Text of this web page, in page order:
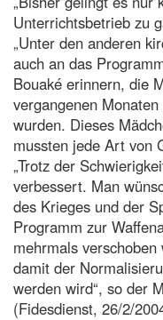
Unterrichtsbetrieb zu
„Unter den anderen
auch an das
Bouaké erinnern, die
vergangenen
wurden. Dieses
mussten jede Art von
„Trotz der
verbessert. Man
des Krieges und der
Programm zur
mehrmals
damit der
werden wird“, so der
(Fidesdienst, 26/2/